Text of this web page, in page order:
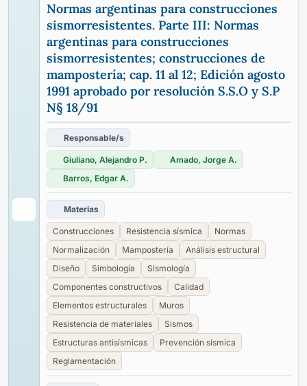
Normas argentinas para construcciones
sismorresistentes. Parte III: Normas
argentinas para construcciones
sismorresistentes; construcciones de
mampostería; cap. 11 al 12; Edición agosto
1991 aprobado por resolución S.S.O y S.P
N§ 18/91
Responsable/s
Giuliano, Alejandro P.
Amado, Jorge A.
Barros, Edgar A.
Materias
Construcciones Resistencia sísmica
Normas
Normalización
Mampostería
Análisis estructural
Diseño
Simbología
Sismología
Componentes constructivos
Calidad
Elementos estructurales
Muros
Resistencia de materiales
Sismos
Estructuras antisísmicas
Prevención sísmica
Reglamentación